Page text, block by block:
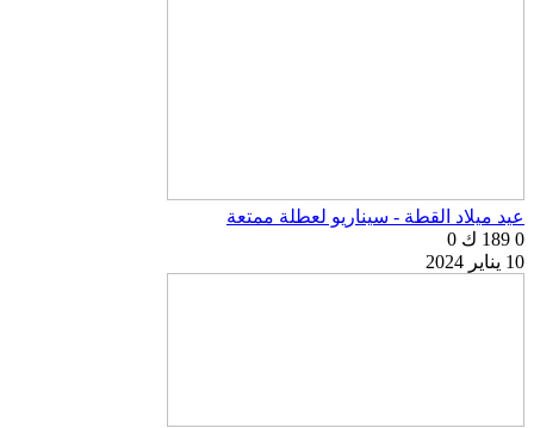
عيد ميلاد القطة - سيناريو لعطلة ممتعة
0 189 ك
0
10 يناير 2024